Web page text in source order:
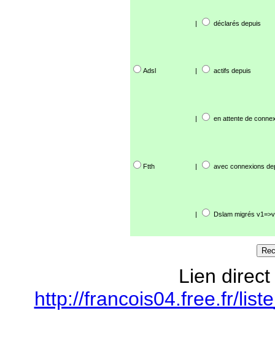
| déclarés depuis
Adsl | actifs depuis
| en attente de
Ftth | avec connexions
| Dslam migrés
Lien
http://francois04.free.fr/